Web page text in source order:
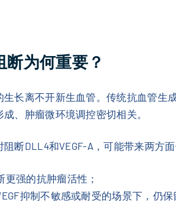
断为何重要？
生长离不开新生血管。传统抗血管生
、肿瘤微环境调控密切相关。
断DLL4和VEGF-A，可能带来两方面
更强的抗肿瘤活性；
抑制不敏感或耐受的场景下，仍保